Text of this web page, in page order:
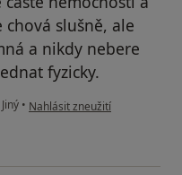
chová slušně, ale
a nikdy nebere
fyzicky.
Jiný • podle názoru uživatele F.
Nahlásit zneužití